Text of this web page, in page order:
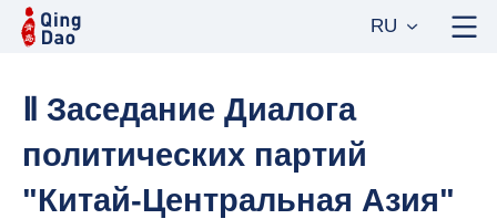
RU
Ⅱ Заседание Диалога
политических партий
"Китай-Центральная Азия"